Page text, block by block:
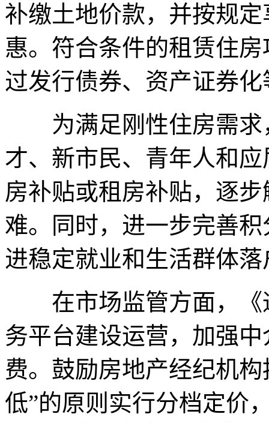
补缴土地价款，并按规
惠。符合条件的租赁住
过发行债券、资产证券
为满足刚性住房需求
才、新市民、青年人和
房补贴或租房补贴，逐
难。同时，进一步完善
进稳定就业和生活群体
在市场监管方面，《
务平台建设运营，加强
费。鼓励房地产经纪机
低”的原则实行分档定价